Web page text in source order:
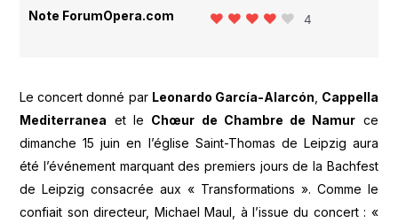
Note ForumOpera.com 4
Le concert donné par Leonardo García-Alarcón Cappella
Mediterranea et le Chœur de Chambre de Namur ce
dimanche 15 juin en l’église Saint-Thomas de Leipzig aura
été l’événement marquant des premiers jours de la Bachfest
de Leipzig consacrée aux « Transformations ». Comme le
confiait son directeur, Michael Maul, à l’issue du concert : «